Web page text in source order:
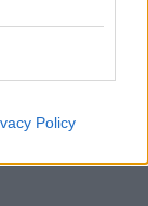
Policy
14